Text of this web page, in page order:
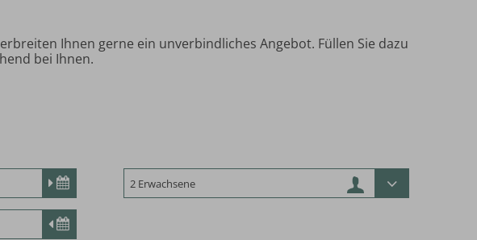
Ihnen gerne ein unverbindliches Angebot. Füllen Sie dazu
bei Ihnen.